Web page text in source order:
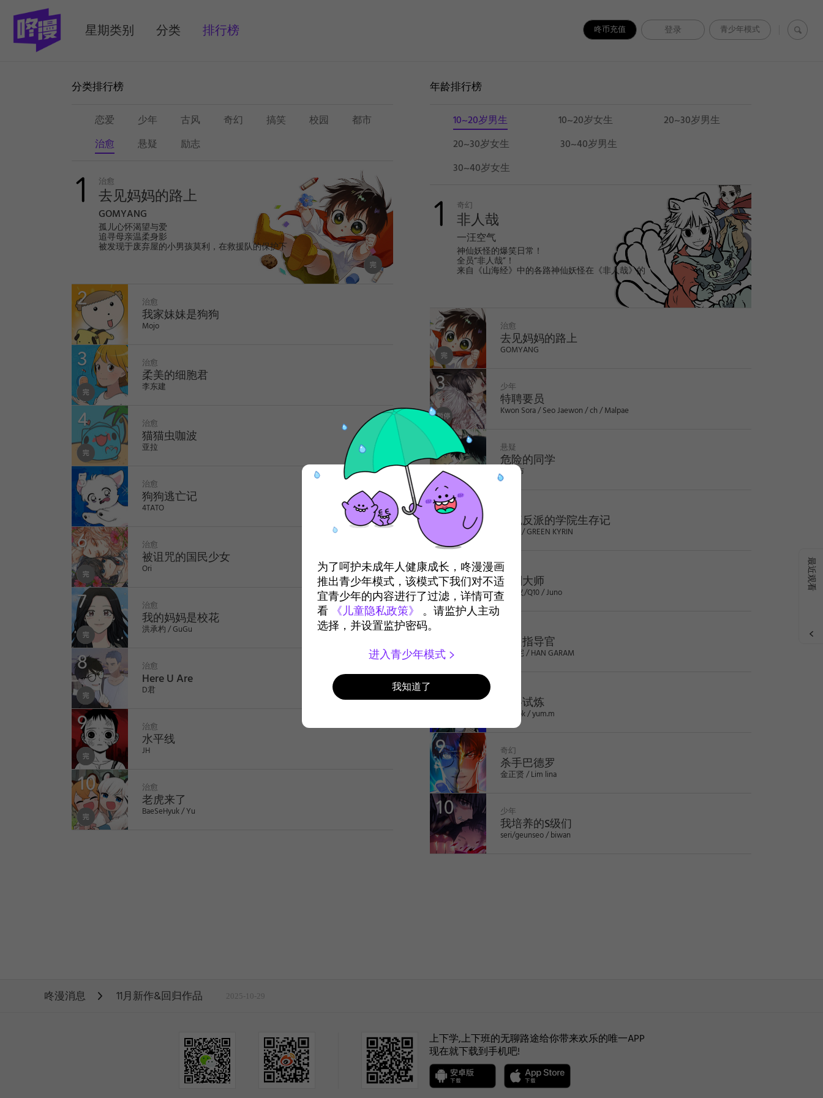
咚币充值 登录 青少年模式
星期类别 分类 排行榜
分类排行榜
恋爱 少年 古风 奇幻 搞笑 校园
都市
治愈
悬疑 励志
愈
1
COMPLETED
治愈
去见妈妈的路上
GOMYANG
孤儿心怀渴望与爱
追寻母亲温柔身影
被发现于废弃屋的小男孩莫利，在救援队的保护下
醒来。适应陌生生活的过程中，他认识了很多同
伴，还得到了“资助人”的关心和爱。某一天，和莫
利最要好的朋友跟着妈妈一起离开后，小小的他第
一次对“妈妈”这个词有了实感，心中萌生小小希
望…“或许我也可以找到妈妈？”
2
治愈
我家妹妹是狗狗
Mojo
3
COMPLETED
治愈
柔美的细胞君
李东建
4
COMPLETED
治愈
猫猫虫咖波
亚拉
5
治愈
狗狗逃亡记
4TATO
治愈
被诅咒的国民少女
Ori
治愈
我的妈妈是校花
洪承杓 / GuGu
COMPLETED
治愈
Here U Are
D君
治愈
水平线
JH
治愈
老虎来了
BaeSeHyuk / Yu
年龄排行榜
10~20岁男生 10~20岁女生
20~30岁男生
20~30岁女生
30~40岁男生
30~40岁女生
1
奇幻
非人哉
一汪空气
神仙妖怪的爆笑日常！
全员“非人哉”！
来自《山海经》中的各路神仙妖怪在《非人哉》的
世界中，成为了我们身边有着神力的宅女、暖男、
上班族、犬系男友……上演着生活中搞笑而怪诞的
COMPLETED
治愈
去见妈妈的路上
GOMYANG
少年
特聘要员
Kwon Sora / Seo Jaewon / ch / Malpae
4
悬疑
危险的同学
苏里布
5
三流反派的学院生存记
Korita / GREEN KYRIN
少年
星剑大师
洪大义/Q10 / Juno
不良指导官
蔡溶宅 / HAN GARAM
品格试炼
Juckrok / yum.m
9
奇幻
杀手巴德罗
金正贤 / Lim lina
少年
我培养的S级们
seri/geunseo / biwan
为了呵护未成年人健康成长，咚漫漫画
推出青少年模式，该模式下我们对不适
宜青少年的内容进行了过滤，详情可查
看
《儿童隐私政策》
。请监护人主动
选择，并设置监护密码。
进入青少年模式
我知道了
咚漫消息 11月新作&回归作品 2025-10-29
上下学,上下班的无聊路途给你带来欢乐的唯一APP
现在就下载到手机吧!
最近观看